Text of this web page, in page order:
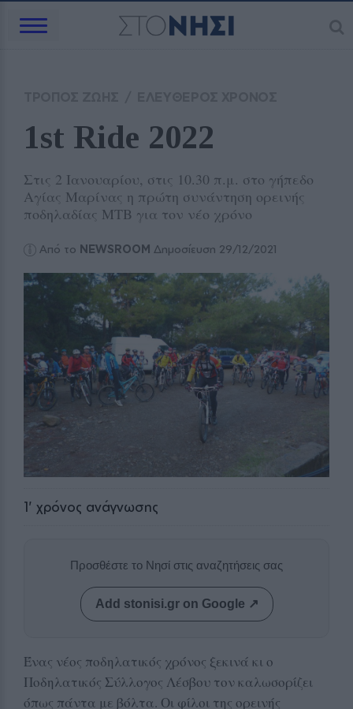
1st Ride 2022
Στις 2 Ιανουαρίου, στις 10.30 π.μ. στο γήπεδο
Αγίας Μαρίνας η πρώτη συνάντηση ορεινής
ποδηλαδίας ΜΤΒ για τον νέο χρόνο
Από το NEWSROOM Δημοσίευση 29/12/2021
1' χρόνος ανάγνωσης
Προσθέστε το Νησί στις αναζητήσεις σας
Add stonisi.gr on Google ↗
Ένας νέος ποδηλατικός χρόνος ξεκινά κι ο
Ποδηλατικός Σύλλογος Λέσβου τον καλωσορίζει
όπως πάντα με βόλτα. Οι φίλοι της ορεινής